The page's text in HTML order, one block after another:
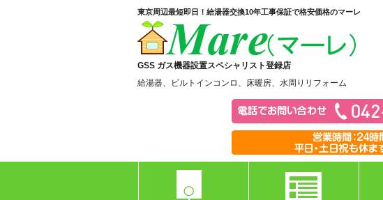
東京周辺最短即日！給湯器交換10年工事保証で格安価格のマーレ
GSS ガス機器設置スペシャリスト登録店
給湯器、ビルトインコンロ、床暖房、水周りリフォーム